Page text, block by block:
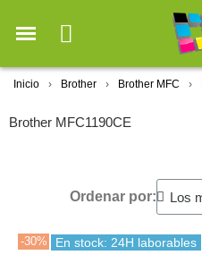
Inicio Brother Brother MFC
Brother MFC1190CE
Ordenar por:
-30% En stock: 24H laborables